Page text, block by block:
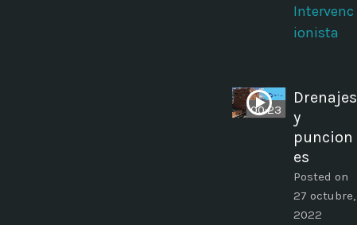
Intervenc
ionista
00:23
Drenajes
y
puncion
es
Posted on
27 octubre,
2022